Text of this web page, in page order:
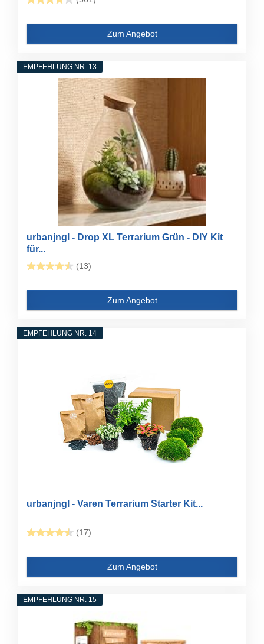
Zum Angebot
EMPFEHLUNG NR. 13
urbanjngl - Drop XL Terrarium Grün - DIY Kit
für...
(13)
Zum Angebot
EMPFEHLUNG NR. 14
urbanjngl - Varen Terrarium Starter Kit...
(17)
Zum Angebot
EMPFEHLUNG NR. 15